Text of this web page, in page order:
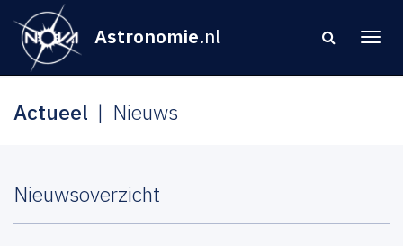
Astronomie.nl
Actueel Nieuws
Nieuwsoverzicht